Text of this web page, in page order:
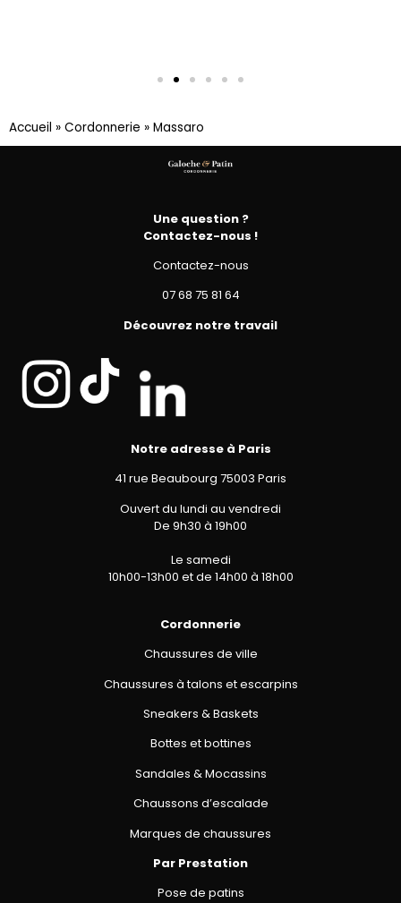
Accueil » Cordonnerie » Massaro
Une question ?
Contactez-nous !
Contactez-nous
07 68 75 81 64
Découvrez notre travail
Notre adresse à Paris
41 rue Beaubourg 75003 Paris
Ouvert du lundi au vendredi
De 9h30 à 19h00
Le samedi
10h00-13h00 et de 14h00 à 18h00
Cordonnerie
Chaussures de ville
Chaussures à talons et escarpins
Sneakers & Baskets
Bottes et bottines
Sandales & Mocassins
Chaussons d’escalade
Marques de chaussures
Par Prestation
Pose de patins